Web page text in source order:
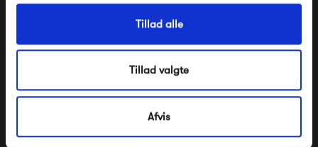
Tillad alle
Tillad valgte
Afvis